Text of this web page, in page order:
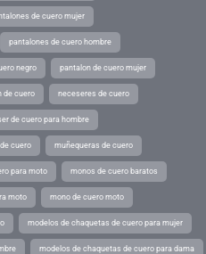
de cuero mujer
pantalones de cuero hombre
negro pantalon de cuero mujer
de cuero neceseres de cuero
de cuero para hombre
cuero muñequeras de cuero
para moto monos de cuero baratos
moto mono de cuero moto
modelos de chaquetas de cuero para mujer
modelos de chaquetas de cuero para dama